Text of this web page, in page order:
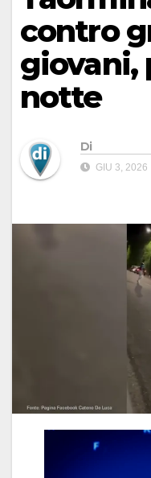
contro
giovani,
notte
Di
GIU 3, 2026